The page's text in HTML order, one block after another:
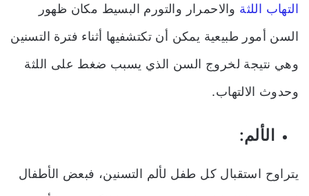
التهاب اللثة والاحمرار والتورم البسيط مكان ظهور
السن أمور طبيعية يمكن أن تكتشفيها أثناء فترة التسنين
وهي نتيجة لخروج السن الذي يسبب ضغط على اللثة
وحدوث الالتهاب.
الألم:
يتراوح استقبال كل طفل لألم التسنين، فبعض الأطفال